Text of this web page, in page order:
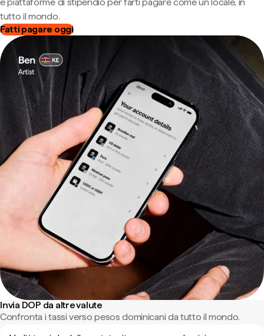
tutto il mondo.
Fatti pagare oggi
Invia DOP da altre valute
Confronta i tassi verso pesos dominicani da tutto il mondo.